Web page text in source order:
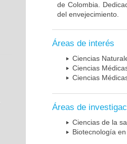
de Colombia.
del envejecimiento.
Áreas de interés
Ciencias
Ciencias
Ciencias
Áreas de
Ciencias de la
Biotecnología